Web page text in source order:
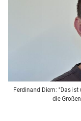
Ferdinand Diem: "Das
die